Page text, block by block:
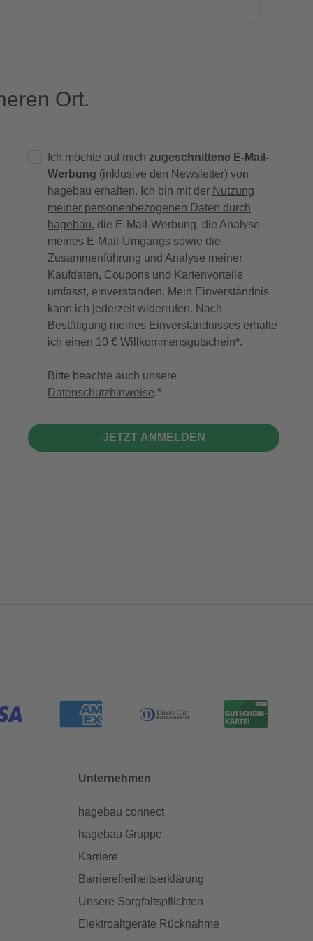
Ort.
Ich möchte auf mich zugeschnittene E-Mail-
Werbung (inklusive den Newsletter) von
hagebau erhalten. Ich bin mit der Nutzung
meiner personenbezogenen Daten durch
hagebau, die E-Mail-Werbung, die Analyse
meines E-Mail-Umgangs sowie die
Zusammenführung und Analyse meiner
Kaufdaten, Coupons und Kartenvorteile
umfasst, einverstanden. Mein Einverständnis
kann ich jederzeit widerrufen. Nach
Bestätigung meines Einverständnisses erhalte
ich einen 10 € Willkommensgutschein*.
Bitte beachte auch unsere
Datenschutzhinweise.
JETZT ANMELDEN
Unternehmen
hagebau connect
hagebau Gruppe
Karriere
Barrierefreiheitserklärung
Unsere Sorgfaltspflichten
Elektroaltgeräte Rücknahme